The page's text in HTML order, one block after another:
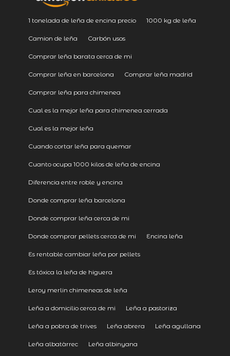
1 tonelada de leña de encina precio 1000 kg de leña
Camion de leña Carbón usos
Comprar leña barata cerca de mi
Comprar leña en barcelona Comprar leña madrid
Comprar leña para chimenea
Cual es la mejor leña para chimenea cerrada
Cual es la mejor leña
Cuando cortar leña para quemar
Cuanto ocupa 1000 kilos de leña de encina
Diferencia entre roble y encina
Donde comprar leña barcelona
Donde comprar leña cerca de mi
Donde comprar pellets cerca de mi Encina leña
Es rentable cambiar leña por pellets
Es tóxica la leña de higuera
Leroy merlin chimeneas de leña
Leña a domicilio cerca de mi Leña a pastoriza
Leña a pobra de trives Leña abrera Leña agullana
Leña albatàrrec Leña albinyana